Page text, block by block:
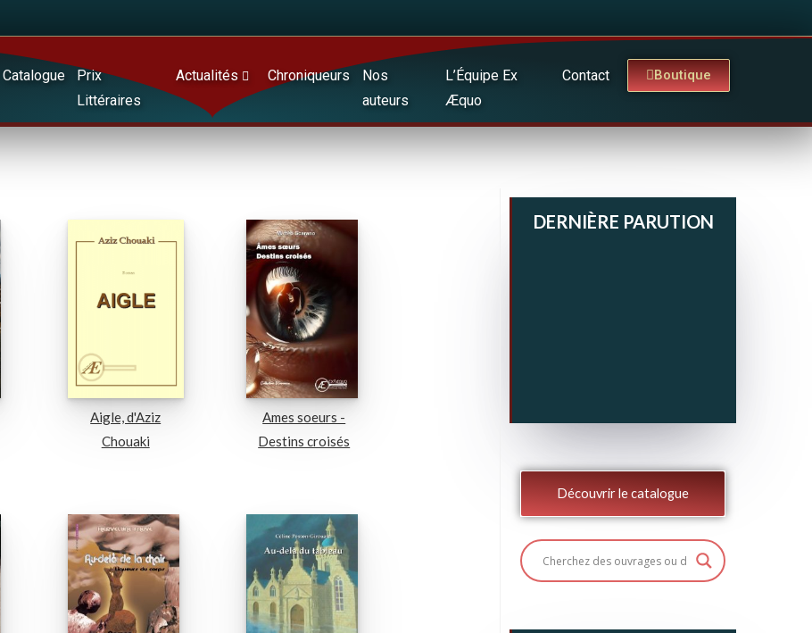
Catalogue
Prix
Littéraires
Actualités Chroniqueurs
Nos
auteurs
L’Équipe Ex
Æquo
Contact Boutique
Aigle, d'Aziz
Chouaki
Ames soeurs -
Destins croisés
DERNIÈRE PARUTION
Découvrir le catalogue